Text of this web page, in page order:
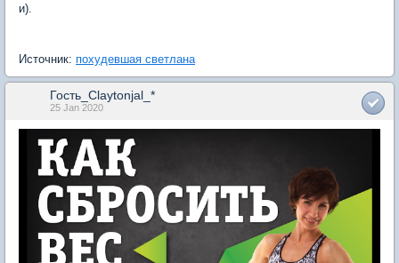
и).
Источник: похудевшая светлана
Гость_Claytonjal_*
25 Jan 2020